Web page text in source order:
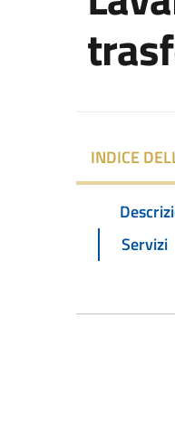
INDICE
Servizi